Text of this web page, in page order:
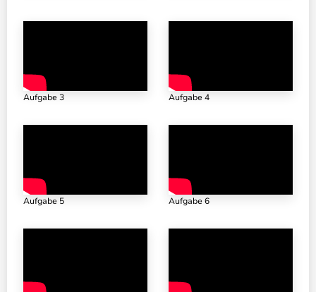
Aufgabe 3 Aufgabe 4
Aufgabe 5 Aufgabe 6